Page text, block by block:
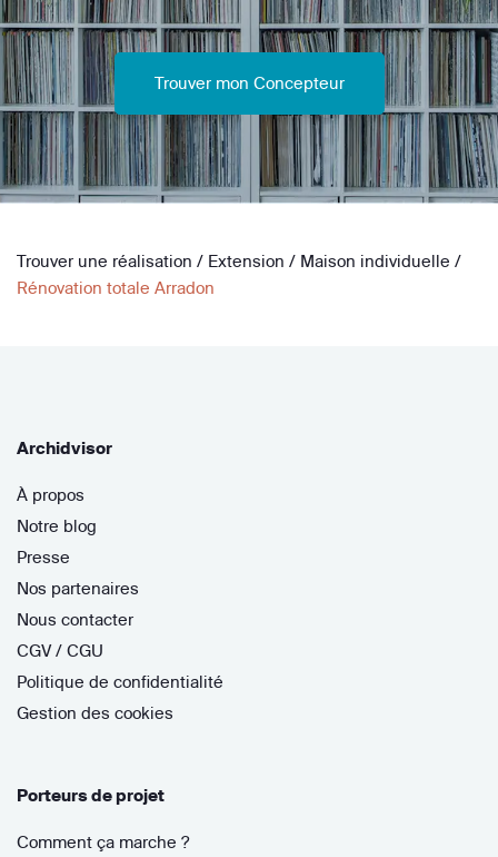
Trouver mon Concepteur
Trouver une réalisation / Extension / Maison individuelle /
Rénovation totale Arradon
Archidvisor
À propos
Notre blog
Presse
Nos partenaires
Nous contacter
CGV / CGU
Politique de confidentialité
Gestion des cookies
Porteurs de projet
Comment ça marche ?